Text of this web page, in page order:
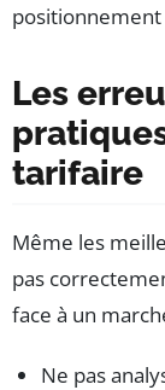
Les
tarifaire
Même les
pas
face à un
Ne pas